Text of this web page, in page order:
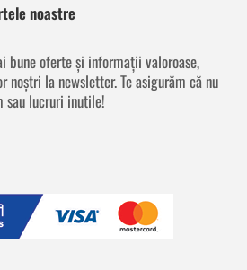
noastre
bune oferte și informații valoroase,
la newsletter. Te asigurăm că nu
sau lucruri inutile!